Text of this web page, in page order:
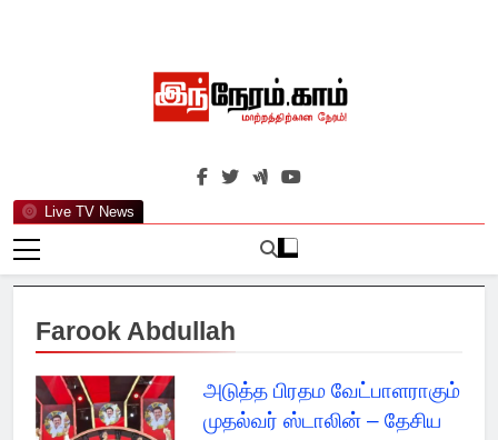
Live TV News
இந்நேரம்.காம்
செய்திகளுக்கு அப்பால்…
Farook Abdullah
அடுத்த பிரதம வேட்பாளராகும்
முதல்வர் ஸ்டாலின் – தேசிய